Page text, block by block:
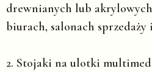
drewnianych lub
biurach, salonach sprzedaży
2. Stojaki na ulotki